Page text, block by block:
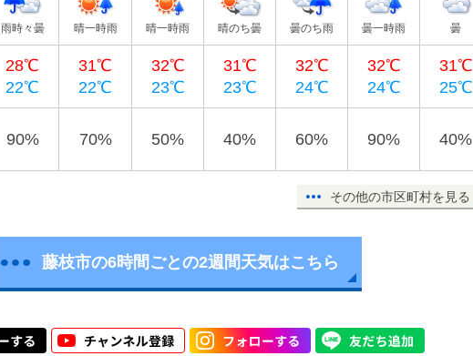
雨時々曇 晴一時雨 晴一時雨 晴のち曇 曇のち雨 曇一時雨 曇
28℃
22℃
31℃
22℃
32℃
23℃
31℃
23℃
32℃
24℃
32℃
24℃
31℃
25℃
90% 70% 50% 40% 60% 90% 40%
その他の市区町村を見る
藤枝市の6時間ごとの2週間天気はこちら